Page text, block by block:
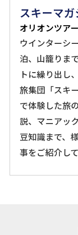
スキーマ
オリオンツアー
ウインターシ
泊、山籠りま
トに繰り出し
旅集団「スキ
で体験した旅
説、マニアッ
豆知識まで、
事をご紹介し